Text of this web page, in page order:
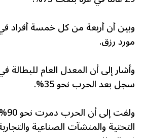
وبين أن أربعة من كل خمسة أفراد
مورد رزق.
وأشار إلى أن المعدل العام للبطالة
سجل بعد الحرب نحو 35%.
التحتية والمنشآت الصناعية